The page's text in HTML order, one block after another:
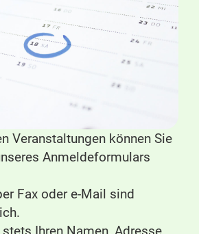
Veranstaltungen können Sie
Anmeldeformulars
Fax oder e-Mail sind